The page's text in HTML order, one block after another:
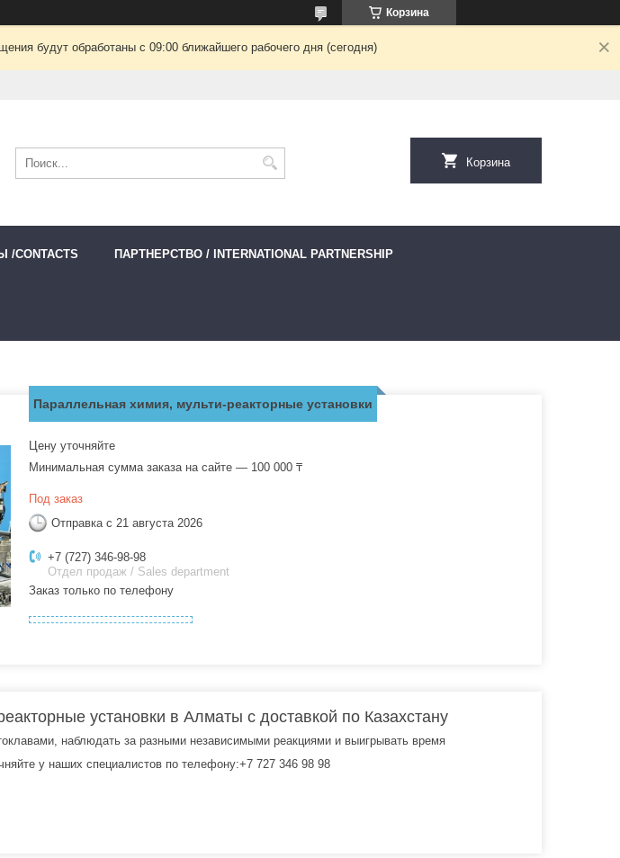
Корзина
будут обработаны с 09:00 ближайшего рабочего дня (сегодня)
Корзина
/CONTACTS ПАРТНЕРСТВО / INTERNATIONAL PARTNERSHIP
Параллельная химия, мульти-реакторные установки
Цену уточняйте
Минимальная сумма заказа на сайте — 100 000 ₸
Под заказ
Отправка с 21 августа 2026
+7 (727) 346-98-98
Отдел продаж / Sales department
Заказ только по телефону
установки в Алматы с доставкой по Казахстану
наблюдать за разными независимыми реакциями и выигрывать время
у наших специалистов по телефону:+7 727 346 98 98